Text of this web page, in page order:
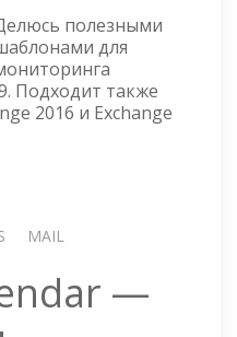
ДЛЯ
МОНИТОРИНГА
MICROSOFT
EXCHANGE
2019,
полезными
для
Подходит также
2016 и Exchange
MAIL
—